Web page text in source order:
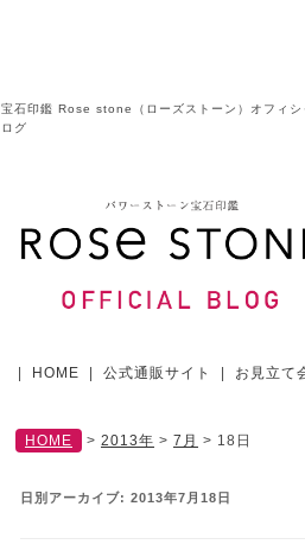
宝石印鑑 Rose stone（ローズストーン）オフィシ
ログ
HOME 公式通販サイト お見立て
HOME > 2013年 > 7月 > 18日
日別アーカイブ: 2013年7月18日